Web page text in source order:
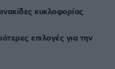
κυκλοφορίας
επιλογές για την